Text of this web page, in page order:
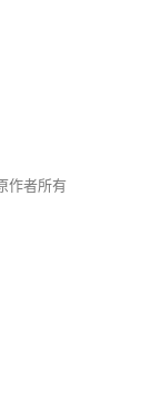
作者所有